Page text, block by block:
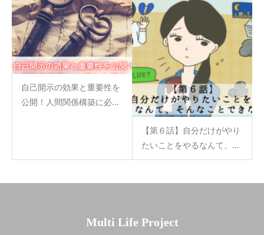
自己開示の効果と重要性を
公開！人間関係構築に必...
【第６話】自分だけがやり
たいことをやるなんて、...
Multi Life Project